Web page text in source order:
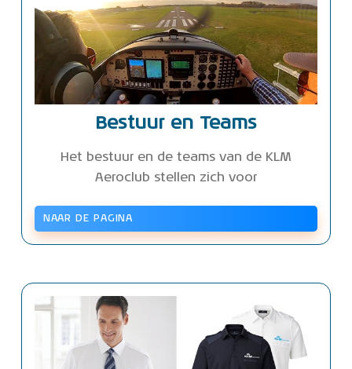
Bestuur en Teams
Het bestuur en de teams van de KLM
Aeroclub stellen zich voor
NAAR DE PAGINA